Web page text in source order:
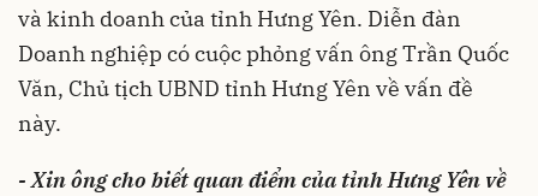
và kinh doanh của tỉnh Hưng Yên. Diễn đàn
Doanh nghiệp có cuộc phỏng vấn ông Trần Quốc
Văn, Chủ tịch UBND tỉnh Hưng Yên về vấn đề
này.
- Xin ông cho biết quan điểm của tỉnh Hưng Yên về